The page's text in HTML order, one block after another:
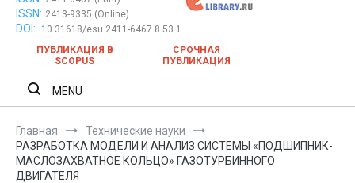
ежемесячном научном журнале
ежемесячном научном журнале
ISSN: 2413-9335 (Online)
DOI:
10.31618/esu.2411-6467.8.53.1
ПУБЛИКАЦИЯ В
SCOPUS
СРОЧНАЯ
ПУБЛИКАЦИЯ
MENU
Главная
Технические науки
РАЗРАБОТКА МОДЕЛИ И АНАЛИЗ СИСТЕМЫ «ПОДШИПНИК-
МАСЛОЗАХВАТНОЕ КОЛЬЦО» ГАЗОТУРБИННОГО
ДВИГАТЕЛЯ